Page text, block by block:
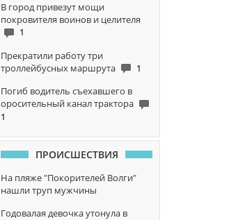
В город привезут мощи
покровителя воинов и целителя
1
Прекратили работу три
троллейбусных маршрута
1
Погиб водитель съехавшего в
оросительный канал трактора
1
ПРОИСШЕСТВИЯ
На пляже "Покорителей Волги"
нашли труп мужчины
Годовалая девочка утонула в